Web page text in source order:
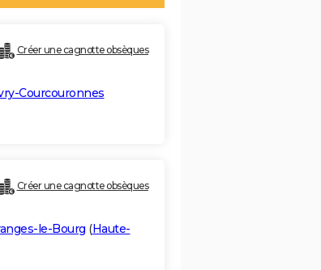
Créer une cagnotte obsèques
Courcouronnes
Créer une cagnotte obsèques
le-Bourg (Haute-